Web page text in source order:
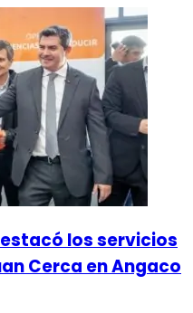
los servicios
Cerca en Angaco